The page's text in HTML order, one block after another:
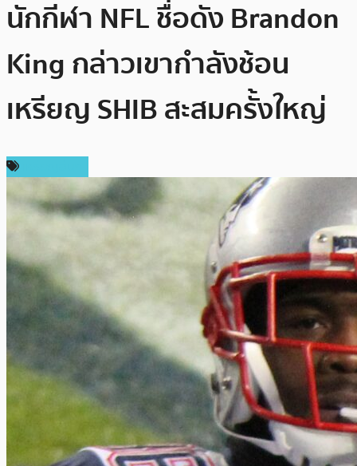
นักกีฬา NFL ชื่อดัง Brandon
King กล่าวเขากำลังช้อน
เหรียญ SHIB สะสมครั้งใหญ่